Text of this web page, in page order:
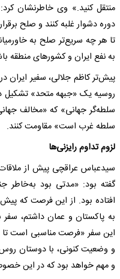
منتقل کنید.» وی خاطرنشان
دوره دشوار غلبه کنند و صلح
تا هر چه سریع‌تر صلح به
به نفع ایران و کشور‌های منطقه
پیش‌تر کاظم جلالی، سفیر ایران
روسیه یک «جبهه متحد» تشکیل
سلطه‌گر جهانی» که «مخالف
سلطه غرب است» مقاومت کنند.
لزوم تداوم رایزنی‌ها
سیدعباس عراقچی پیش از
گفته بود: «مدتی بود به‌خاطر
افتاده بود. از این فرصت که
به پاکستان و عمان داشتم،
این سفر «فرصت مناسبی است تا
و وضعیت کنونی، با دوستان
و مهم خواهد بود که در این